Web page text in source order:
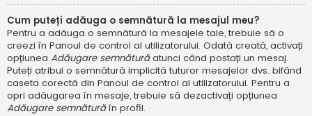
Cum puteți adăuga o semnătură la mesajul meu?
Pentru a adăuga o semnătură la mesajele tale, trebuie să o
creezi în Panoul de control al utilizatorului. Odată creată, activați
opțiunea Adăugare semnăturăatunci când postați un mesaj.
Puteți atribui o semnătură implicită tuturor mesajelor dvs. bifând
caseta corectă din Panoul de control al utilizatorului. Pentru a
opri adăugarea în mesaje, trebuie să dezactivați opțiunea
Adăugare semnăturăîn profil.